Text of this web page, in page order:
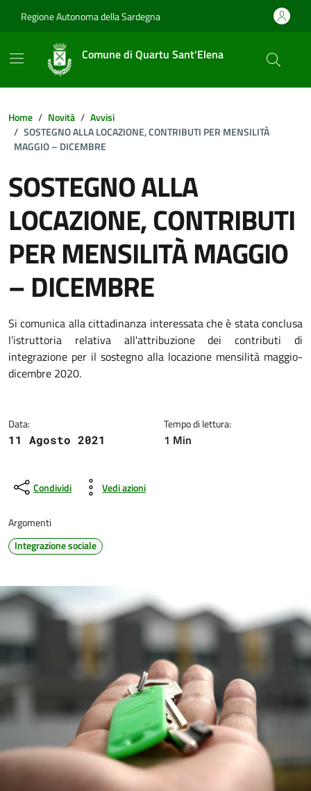
Regione Autonoma della Sardegna
Comune di Quartu Sant'Elena
Home Novità
Avvisi
SOSTEGNO ALLA LOCAZIONE, CONTRIBUTI PER MENSILITÀ
MAGGIO – DICEMBRE
SOSTEGNO ALLA
LOCAZIONE, CONTRIBUTI
PER MENSILITÀ MAGGIO
– DICEMBRE
Dettagli della notizia
Si comunica alla cittadinanza interessata che è stata conclusa
l’istruttoria relativa all'attribuzione dei contributi di
integrazione per il sostegno alla locazione mensilità maggio-
dicembre 2020.
Data:
11 Agosto 2021
Tempo di lettura:
1 Min
Condividi Vedi azioni
Argomenti
Integrazione sociale